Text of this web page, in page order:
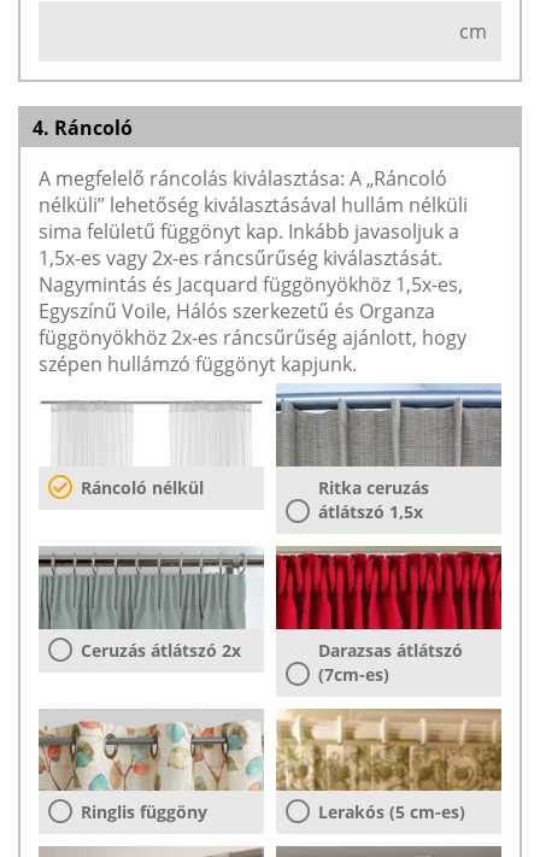
cm
4. Ráncoló
A megfelelő ráncolás kiválasztása: A „Ráncoló
nélküli” lehetőség kiválasztásával hullám nélküli
sima felületű függönyt kap. Inkább javasoljuk a
1,5x-es vagy 2x-es ráncsűrűség kiválasztását.
Nagymintás és Jacquard függönyökhöz 1,5x-es,
Egyszínű Voile, Hálós szerkezetű és Organza
függönyökhöz 2x-es ráncsűrűség ajánlott, hogy
szépen hullámzó függönyt kapjunk.
Ráncoló nélkül
Ritka ceruzás
átlátszó 1,5x
Ceruzás átlátszó 2x
Darazsas átlátszó
(7cm-es)
Ringlis függöny Lerakós (5 cm-es)